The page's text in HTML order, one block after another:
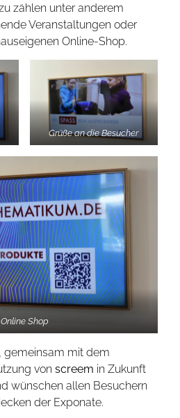
zählen unter anderem
Veranstaltungen oder
Online-Shop.
Grüße an die Besucher
Online Shop
gemeinsam mit dem
vonscreem in Zukunft
wünschen allen Besuchern
der Exponate.